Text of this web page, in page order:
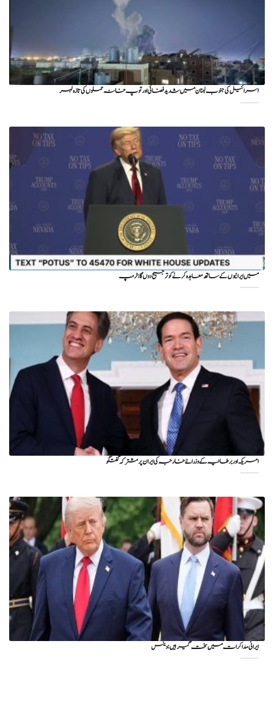
اسرائیل کی جنوب لبنان میں شدید فضائی اور توپ خانہ حملوں کی تازہ لہر
میں ایرانیوں کے ساتھ معاہدہ کرنے کو ترجیح دوں گا : ٹرمپ
امریکہ اور برطانیہ کے وزرائے خارجہ کی ایران پر مشترکہ گفتگو
ایرانی مذاکرات میں سخت گیر ہیں: وینس